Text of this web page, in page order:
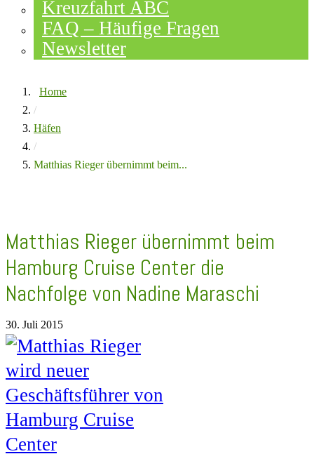
Kreuzfahrt ABC
FAQ – Häufige Fragen
Newsletter
Home
/
Häfen
/
Matthias Rieger übernimmt beim...
Matthias Rieger übernimmt beim
Hamburg Cruise Center die
Nachfolge von Nadine Maraschi
30. Juli 2015